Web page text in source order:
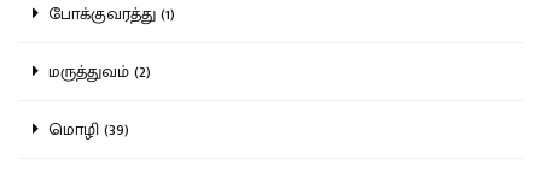
போக்குவரத்து (1)
மருத்துவம் (2)
மொழி (39)